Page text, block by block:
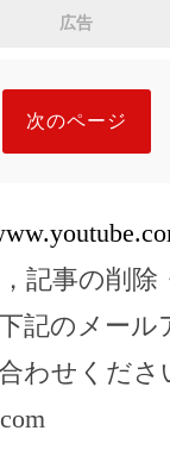
広告
次のページ
，記事の削
記のメー
わせくださ